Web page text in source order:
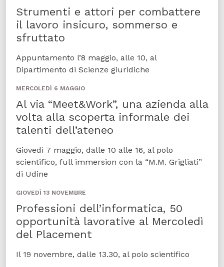
Strumenti e attori per combattere
il lavoro insicuro, sommerso e
sfruttato
Appuntamento l’8 maggio, alle 10, al
Dipartimento di Scienze giuridiche
MERCOLEDÌ 6 MAGGIO
Al via “Meet&Work”, una azienda alla
volta alla scoperta informale dei
talenti dell’ateneo
Giovedì 7 maggio, dalle 10 alle 16, al polo
scientifico, full immersion con la “M.M. Grigliati”
di Udine
GIOVEDÌ 13 NOVEMBRE
Professioni dell’informatica, 50
opportunità lavorative al Mercoledì
del Placement
Il 19 novembre, dalle 13.30, al polo scientifico